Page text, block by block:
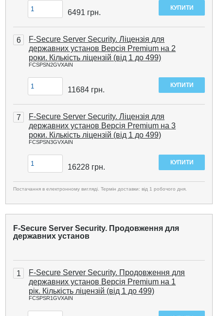
6491 грн.
6
F-Secure Server Security. Ліцензія для
державних установ Версія Premium на 2
роки. Кількість ліцензій (від 1 до 499)
FCSPSN2GVXAIN
11684 грн.
7
F-Secure Server Security. Ліцензія для
державних установ Версія Premium на 3
роки. Кількість ліцензій (від 1 до 499)
FCSPSN3GVXAIN
16228 грн.
Постачання в електронному вигляді. Термін доставки: від 1 робочого дня.
F-Secure Server Security. Продовження для
державних установ
1
F-Secure Server Security. Продовження для
державних установ Версія Premium на 1
рік. Кількість ліцензій (від 1 до 499)
FCSPSR1GVXAIN